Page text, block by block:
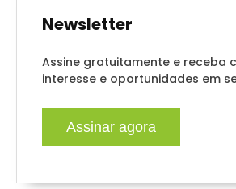
Newsletter
Assine gratuitamente e receba
interesse e oportunidades em
Assinar agora